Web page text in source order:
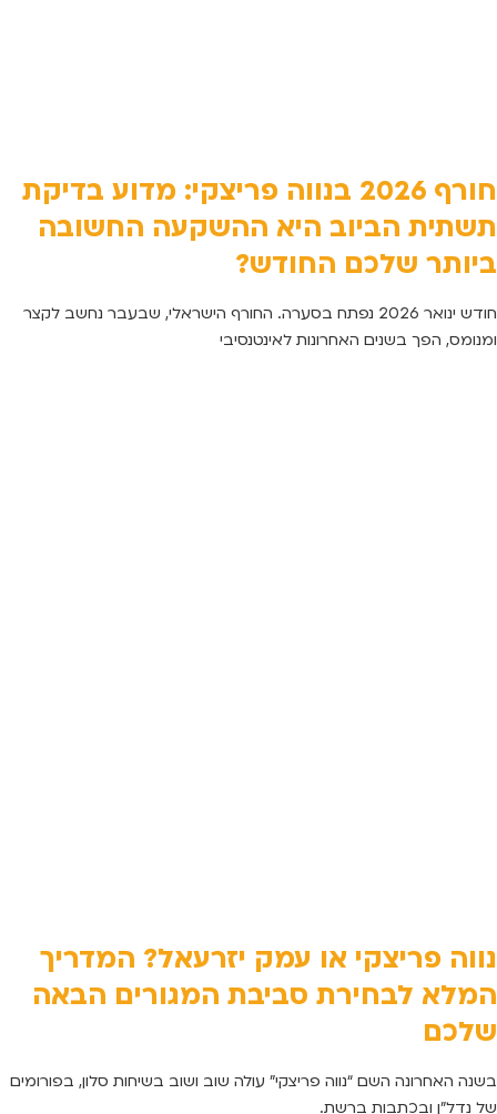
חורף 2026 בנווה פריצקי: מדוע בדיקת
תשתית הביוב היא ההשקעה החשובה
ביותר שלכם החודש?
חודש ינואר 2026 נפתח בסערה. החורף הישראלי, שבעבר נחשב לקצר
ומנומס, הפך בשנים האחרונות לאינטנסיבי
נווה פריצקי או עמק יזרעאל? המדריך
המלא לבחירת סביבת המגורים הבאה
שלכם
בשנה האחרונה השם “נווה פריצקי” עולה שוב ושוב בשיחות סלון, בפורומים
של נדל”ן ובכתבות ברשת.